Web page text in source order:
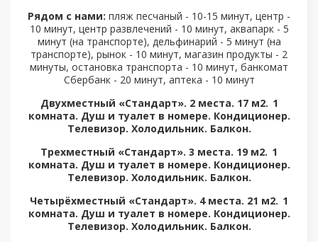
Рядом с нами: пляж песчаный - 10-15 минут, центр -
10 минут, центр развлечений - 10 минут, аквапарк - 5
минут (на транспорте), дельфинарий - 5 минут (на
транспорте), рынок - 10 минут, магазин продукты - 2
минуты, остановка транспорта - 10 минут, банкомат
Сбербанк - 20 минут, аптека - 10 минут
Двухместный «Стандарт». 2 места. 17 м2. 1
комната. Душ и туалет в номере. Кондиционер.
Телевизор. Холодильник. Балкон.
Трехместный «Стандарт». 3 места. 19 м2. 1
комната. Душ и туалет в номере. Кондиционер.
Телевизор. Холодильник. Балкон.
Четырёхместный «Стандарт». 4 места. 21 м2. 1
комната. Душ и туалет в номере. Кондиционер.
Телевизор. Холодильник. Балкон.